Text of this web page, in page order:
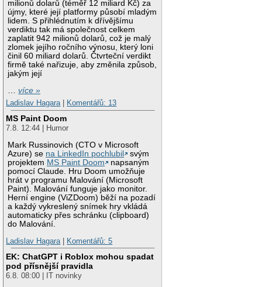
milionů dolarů (téměř 12 miliard Kč) za
újmy, které její platformy působí mladým
lidem. S přihlédnutím k dřívějšímu
verdiktu tak má společnost celkem
zaplatit 942 milionů dolarů, což je malý
zlomek jejího ročního výnosu, který loni
činil 60 miliard dolarů. Čtvrteční verdikt
firmě také nařizuje, aby změnila způsob,
jakým její
…více »
Ladislav Hagara| Komentářů: 13
MS Paint Doom
7.8. 12:44 | Humor
Mark Russinovich (CTO v Microsoft
Azure) se na LinkedIn pochlubil
svým
projektem MS Paint Doom
napsaným
pomocí Claude. Hru Doom umožňuje
hrát v programu Malování (Microsoft
Paint). Malování funguje jako monitor.
Herní engine (ViZDoom) běží na pozadí
a každý vykreslený snímek hry vkládá
automaticky přes schránku (clipboard)
do Malování.
Ladislav Hagara| Komentářů: 5
EK: ChatGPT i Roblox mohou spadat
pod přísnější pravidla
6.8. 08:00 | IT novinky